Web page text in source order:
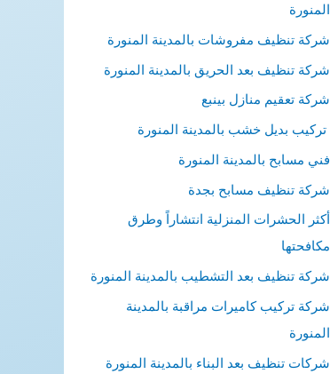
المنورة
شركة تنظيف مفروشات بالمدينة المنورة
شركة تنظيف بعد الحريق بالمدينة المنورة
شركة تعقيم منازل بينبع
تركيب بديل خشب بالمدينة المنورة
فني مسابح بالمدينة المنورة
شركة تنظيف مسابح بجدة
أكثر الحشرات المنزلية انتشاراً وطرق
مكافحتها
شركة تنظيف بعد التشطيب بالمدينة المنورة
شركة تركيب كاميرات مراقبة بالمدينة
المنورة
شركات تنظيف بعد البناء بالمدينة المنورة